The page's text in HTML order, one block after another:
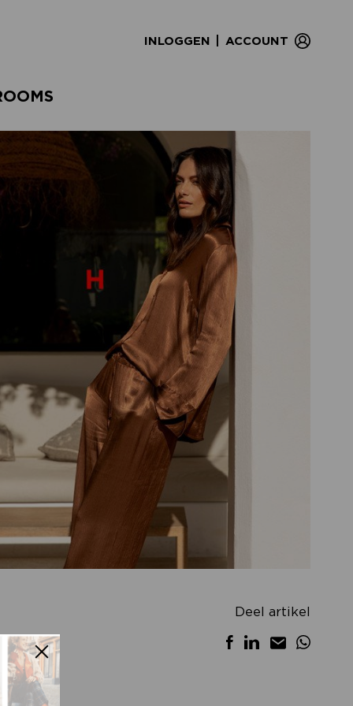
INLOGGEN ACCOUNT
Deel artikel